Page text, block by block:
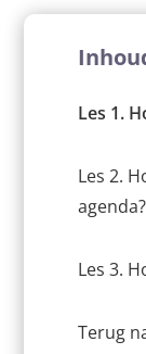
Les 1.
Les 2.
agenda?
Les 3.
Terug